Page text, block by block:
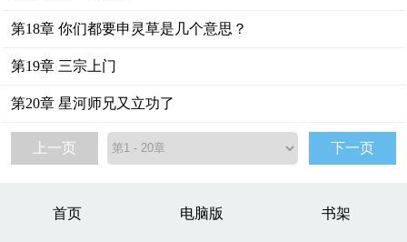
第18章 你们都要申灵草是几个意思？
第19章 三宗上门
第20章 星河师兄又立功了
上一页 下一页
首页 电脑版 书架